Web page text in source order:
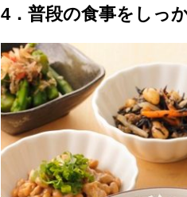
4．普段の食事をしっ